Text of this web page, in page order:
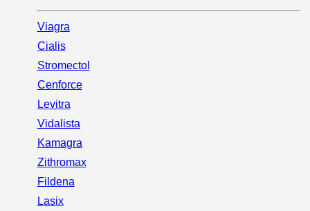
Viagra
Cialis
Stromectol
Cenforce
Levitra
Vidalista
Kamagra
Zithromax
Fildena
Lasix